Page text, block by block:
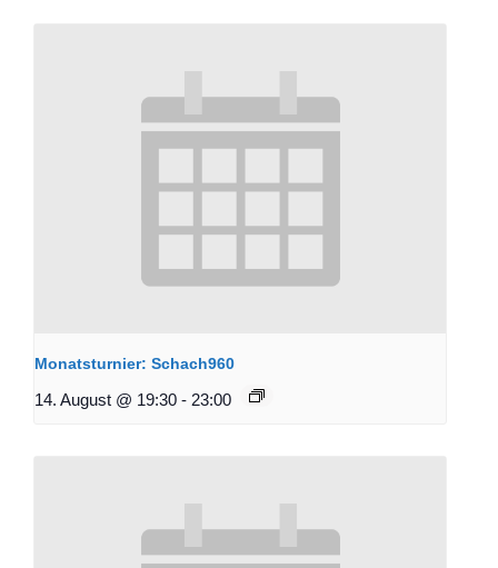
Monatsturnier: Schach960
14. August @ 19:30 - 23:00